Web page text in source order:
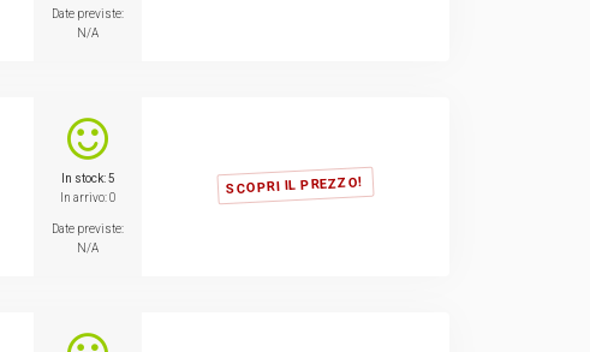
Date previste:
N/A
SCOPRI IL PREZZO!
In stock: 5
In arrivo: 0
Date previste:
N/A